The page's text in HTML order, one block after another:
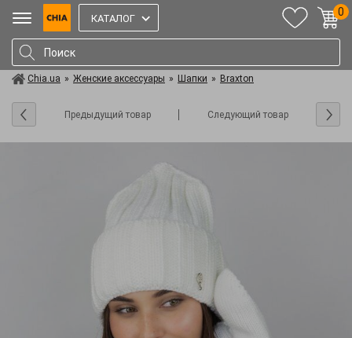
КАТАЛОГ
0
Chia.ua » Женские аксессуары » Шапки » Braxton
Предыдущий товар Следующий товар